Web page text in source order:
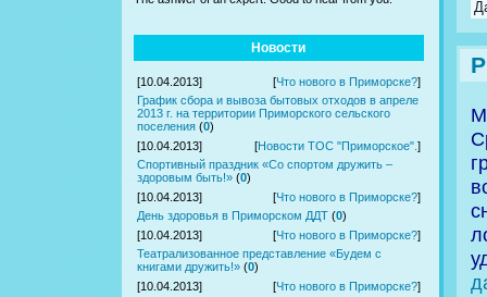
Новости
[10.04.2013] [Что нового в Приморске?]
График сбора и вывоза бытовых отходов в апреле
2013 г. на территории Приморского сельского
поселения (0)
[10.04.2013]
[Новости ТОС "Приморское". ]
Спортивный праздник «Со спортом дружить –
здоровым быть!» (0)
[10.04.2013]
[Что нового в Приморске?]
День здоровья в Приморском ДДТ (0)
[10.04.2013]
[Что нового в Приморске?]
Театрализованное представление «Будем с
книгами дружить!» (0)
[10.04.2013]
[Что нового в Приморске?]